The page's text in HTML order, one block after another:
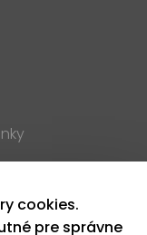
cookies.
pre správne